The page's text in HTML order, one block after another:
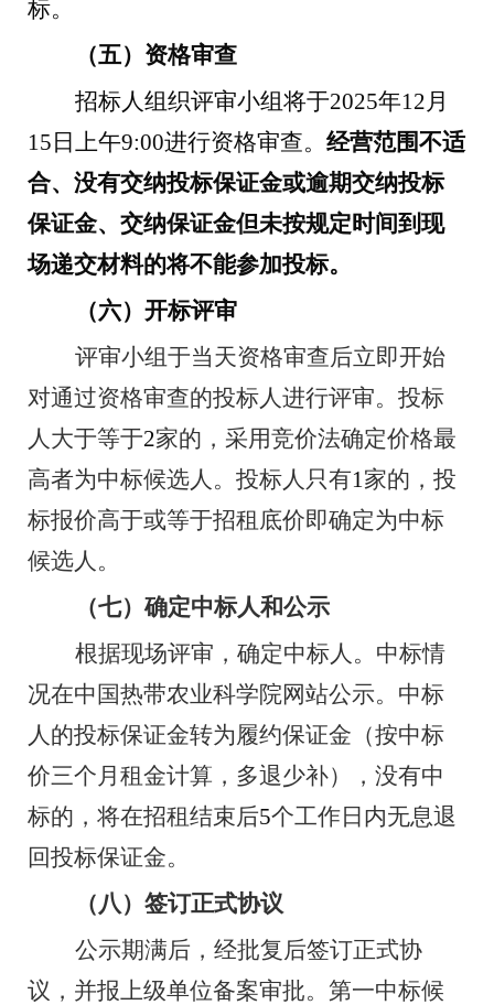
标。
（五）资格审查
招标人组织评审小组将于2025年12月
15 日上午9:00进行资格审查。 经营范围不适
合、没有交纳投标保证金或逾期交纳投标
保证金、交纳保证金但未按规定时间到现
场递交材料的将不能参加投标。
（六）开标评审
评审小组于当天资格审查后立即开始
对通过资格审查的投标人进行评审。投标
人大于等于2家的，采用竞价法确定价格最
高者为中标候选人。投标人只有1家的，投
标报价高于或等于招租底价即确定为中标
候选人。
（七）确定中标人和公示
根据现场评审，确定中标人。中标情
况在中国热带农业科学院网站公示。中标
人的投标保证金转为履约保证金（按中标
价三个月租金计算，多退少补），没有中
标的，将在招租结束后5个工作日内无息退
回投标保证金。
（八）签订正式协议
公示期满后，经批复后签订正式协
议，并报上级单位备案审批。第一中标候